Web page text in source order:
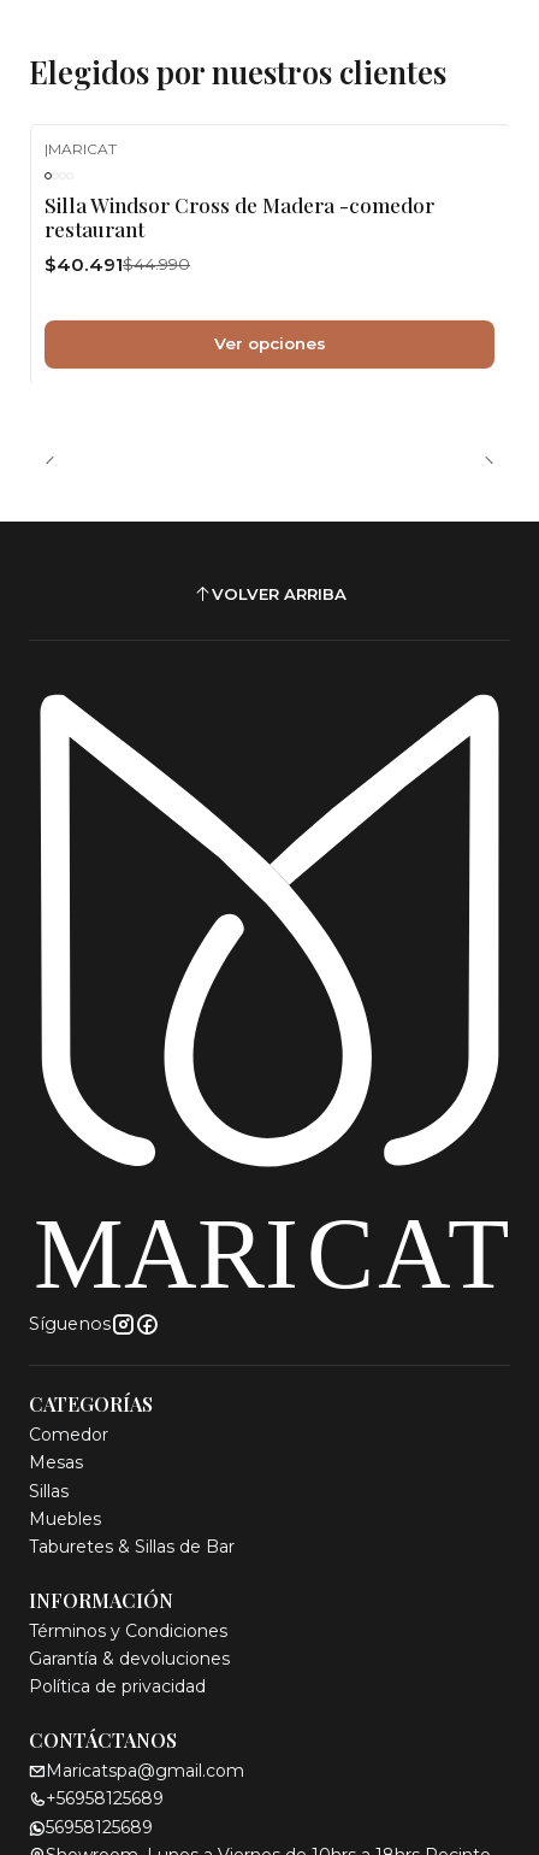
Elegidos por nuestros clientes
|MARICAT
Silla Windsor Cross de Madera -comedor
restaurant
$40.491$44.990
Ver opciones
VOLVER ARRIBA
Síguenos
CATEGORÍAS
Comedor
Mesas
Sillas
Muebles
Taburetes & Sillas de Bar
INFORMACIÓN
Términos y Condiciones
Garantía & devoluciones
Política de privacidad
CONTÁCTANOS
Maricatspa@gmail.com
+56958125689
56958125689